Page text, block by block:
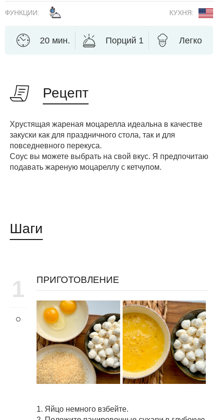
ФУНКЦИИ: КУХНЯ:
20 мин. Порций 1 Легко
Рецепт
Хрустящая жареная моцарелла идеальна в качестве
закуски как для праздничного стола, так и для
повседневного перекуса.
Соус вы можете выбрать на свой вкус. Я предпочитаю
подавать жареную моцареллу с кетчупом.
Шаги
1 ПРИГОТОВЛЕНИЕ
1. Яйцо немного взбейте.